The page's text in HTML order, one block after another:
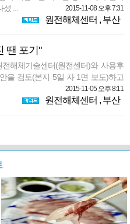
...
2015-11-08 오후 7:31
원전해체센터 , 부산
땐 포기"
해체기술센터(원전센터)와 사용후
을 검토(본지 5일 자 1면 보도)하고
2015-11-05 오후 8:11
원전해체센터 , 부산